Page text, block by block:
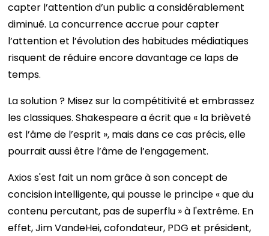
capter l’attention d’un public a considérablement
diminué. La concurrence accrue pour capter
l’attention et l’évolution des habitudes médiatiques
risquent de réduire encore davantage ce laps de
temps.
La solution ? Misez sur la compétitivité et embrassez
les classiques. Shakespeare a écrit que « la brièveté
est l’âme de l’esprit », mais dans ce cas précis, elle
pourrait aussi être l’âme de l’engagement.
Axios s'est fait un nom grâce à son concept de
concision intelligente, qui pousse le principe « que du
contenu percutant, pas de superflu » à l'extrême. En
effet, Jim VandeHei, cofondateur, PDG et président,